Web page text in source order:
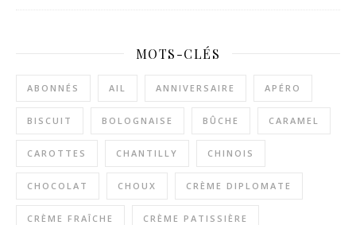
MOTS-CLÉS
ABONNÉS AIL ANNIVERSAIRE APÉRO
BISCUIT BOLOGNAISE BÛCHE CARAMEL
CAROTTES CHANTILLY CHINOIS
CHOCOLAT CHOUX CRÈME DIPLOMATE
CRÈME FRAÎCHE CRÈME PATISSIÈRE